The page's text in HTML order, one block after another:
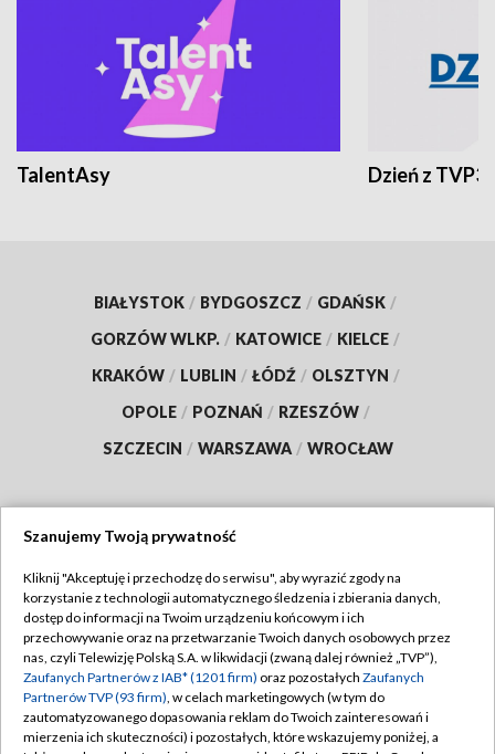
TalentAsy Dzień z TVP3
BIAŁYSTOK / BYDGOSZCZ / GDAŃSK /
GORZÓW WLKP. / KATOWICE / KIELCE /
KRAKÓW / LUBLIN / ŁÓDŹ / OLSZTYN /
OPOLE / POZNAŃ / RZESZÓW /
SZCZECIN / WARSZAWA / WROCŁAW
TVP
Abonament TVP
Emisja w TVP
Centrum informacji TVP
Naziemna Telewizja Cyfrowa
Regulamin TVP
Polityka prywatności
Moje zgody
Szanujemy Twoją prywatność
Kliknij "Akceptuję i przechodzę do serwisu", aby wyrazić zgody na
korzystanie z technologii automatycznego śledzenia i zbierania danych,
dostęp do informacji na Twoim urządzeniu końcowym i ich
przechowywanie oraz na przetwarzanie Twoich danych osobowych przez
nas, czyli Telewizję Polską S.A. w likwidacji (zwaną dalej również „TVP”),
Zaufanych Partnerów z IAB* (1201 firm) oraz pozostałych Zaufanych
Partnerów TVP (93 firm), w celach marketingowych (w tym do
zautomatyzowanego dopasowania reklam do Twoich zainteresowań i
mierzenia ich skuteczności) i pozostałych, które wskazujemy poniżej, a